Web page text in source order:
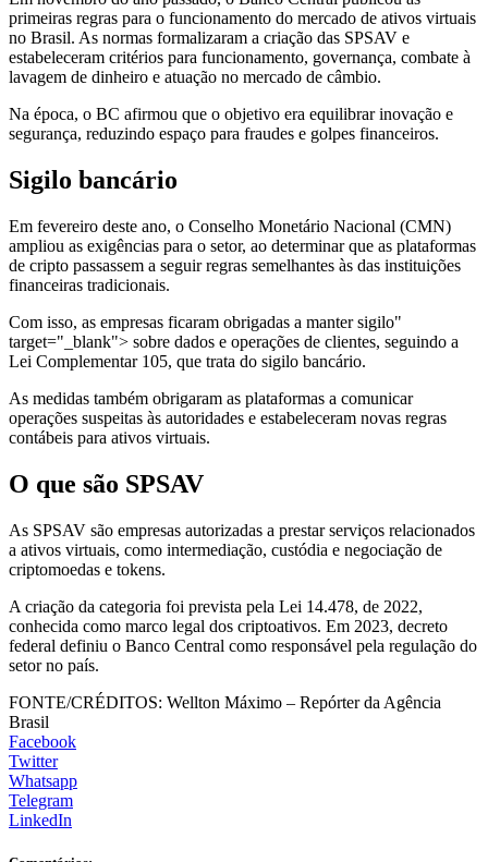
primeiras regras para o funcionamento do mercado de ativos virtuais
no Brasil. As normas formalizaram a criação das SPSAV e
estabeleceram critérios para funcionamento, governança, combate à
lavagem de dinheiro e atuação no mercado de câmbio.
Na época, o BC afirmou que o objetivo era equilibrar inovação e
segurança, reduzindo espaço para fraudes e golpes financeiros.
Sigilo bancário
Em fevereiro deste ano, o Conselho Monetário Nacional (CMN)
ampliou as exigências para o setor, ao determinar que as plataformas
de cripto passassem a seguir regras semelhantes às das instituições
financeiras tradicionais.
Com isso, as empresas ficaram obrigadas a manter sigilo"
target="_blank"> sobre dados e operações de clientes, seguindo a
Lei Complementar 105, que trata do sigilo bancário.
As medidas também obrigaram as plataformas a comunicar
operações suspeitas às autoridades e estabeleceram novas regras
contábeis para ativos virtuais.
O que são SPSAV
As SPSAV são empresas autorizadas a prestar serviços relacionados
a ativos virtuais, como intermediação, custódia e negociação de
criptomoedas e tokens.
A criação da categoria foi prevista pela Lei 14.478, de 2022,
conhecida como marco legal dos criptoativos. Em 2023, decreto
federal definiu o Banco Central como responsável pela regulação do
setor no país.
FONTE/CRÉDITOS: Wellton Máximo – Repórter da Agência
Brasil
Facebook
Twitter
Whatsapp
Telegram
LinkedIn